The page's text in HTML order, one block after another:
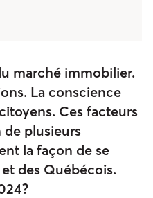
marché immobilier.
La conscience
Ces facteurs
de plusieurs
la façon de se
des Québécois.